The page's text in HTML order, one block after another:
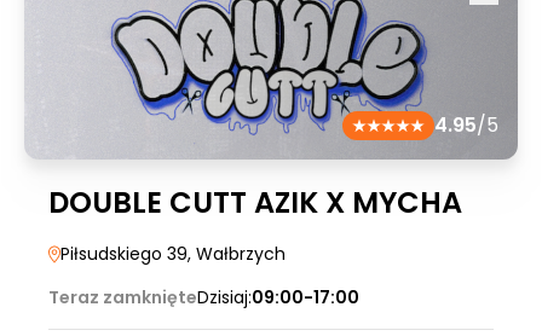
4.95/5
DOUBLE CUTT AZIK X MYCHA
Piłsudskiego 39, Wałbrzych
Teraz zamknięteDzisiaj:09:00-17:00